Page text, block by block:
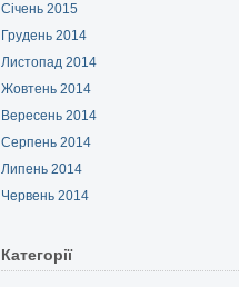
Січень 2015
Грудень 2014
Листопад 2014
Жовтень 2014
Вересень 2014
Серпень 2014
Липень 2014
Червень 2014
Категорії